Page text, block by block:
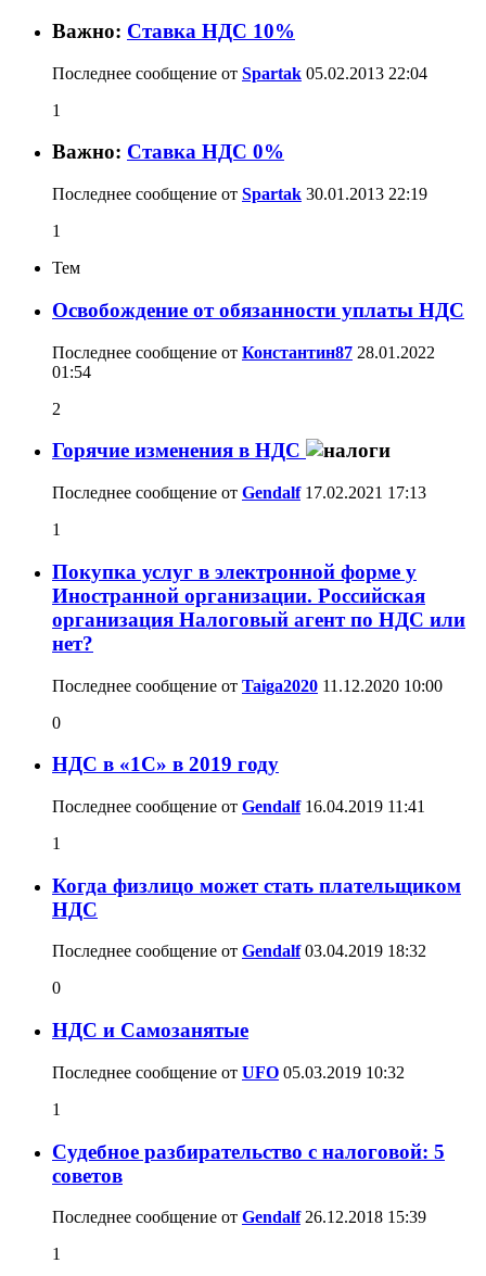
Важно: Ставка НДС 10%
Последнее сообщение от Spartak 05.02.2013 22:04
1
Важно: Ставка НДС 0%
Последнее сообщение от Spartak 30.01.2013 22:19
1
Тем
Освобождение от обязанности уплаты НДС
Последнее сообщение от Константин87 28.01.2022
01:54
2
Горячие изменения в НДС
Последнее сообщение от Gendalf17.02.2021 17:13
1
Покупка услуг в электронной форме у
Иностранной организации. Российская
организация Налоговый агент по НДС или
нет?
Последнее сообщение от Taiga2020 11.12.2020 10:00
0
НДС в «1С» в 2019 году
Последнее сообщение от Gendalf16.04.2019 11:41
1
Когда физлицо может стать плательщиком
НДС
Последнее сообщение от Gendalf03.04.2019 18:32
0
НДС и Самозанятые
Последнее сообщение от UFO 05.03.2019 10:32
1
Судебное разбирательство с налоговой: 5
советов
Последнее сообщение от Gendalf26.12.2018 15:39
1